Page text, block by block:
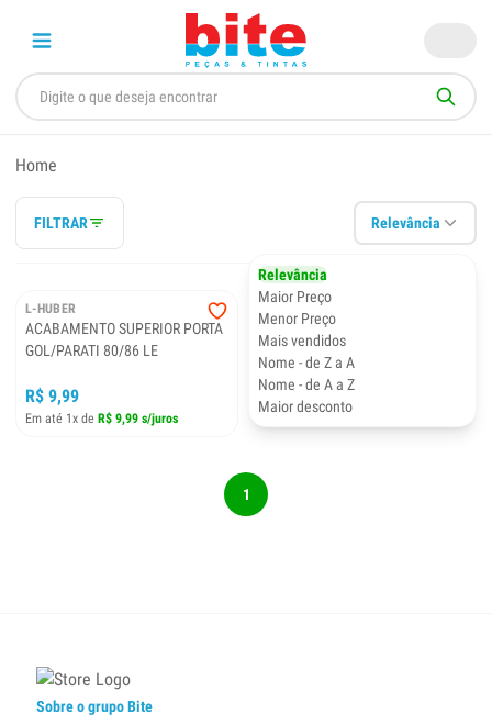
Home
FILTRAR Relevância
Relevância
Maior Preço
Menor Preço
Mais vendidos
Nome - de Z a A
Nome - de A a Z
Maior desconto
L-HUBER
ACABAMENTO SUPERIOR PORTA
GOL/PARATI 80/86 LE
R$ 9,99
Em até 1x de R$ 9,99 s/juros
1
Sobre o grupo Bite